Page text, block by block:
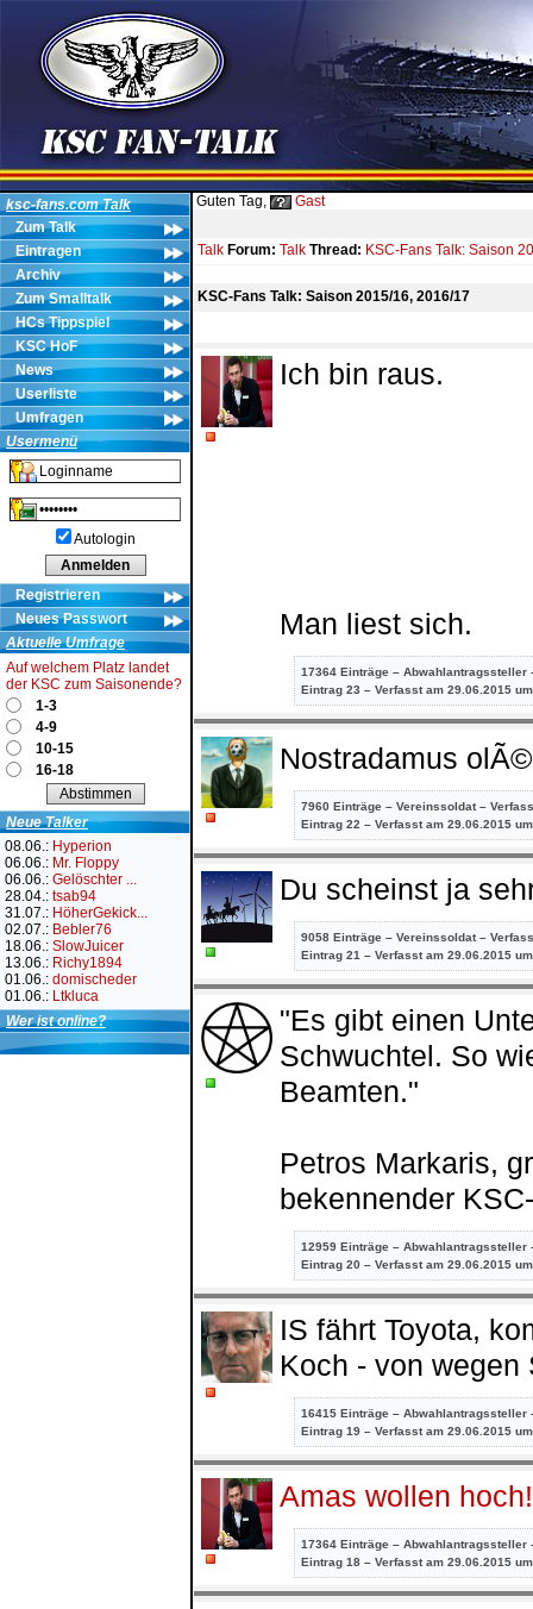
ksc-fans.com Talk
Zum Talk
Eintragen
Archiv
Zum Smalltalk
HCs Tippspiel
KSC HoF
News
Userliste
Umfragen
Usermenü
Autologin
Registrieren
Neues Passwort
Aktuelle Umfrage
Auf welchem Platz landet
der KSC zum Saisonende?
1-3
4-9
10-15
16-18
Neue Talker
08.06.: Hyperion
06.06.: Mr. Floppy
06.06.: Gelöschter ...
28.04.: tsab94
31.07.: HöherGekick...
02.07.: Bebler76
18.06.: SlowJuicer
13.06.: Richy1894
01.06.: domischeder
01.06.: Ltkluca
Wer ist online?
Guten Tag, Gast
Talk Forum: Talk Thread: KSC-Fans Talk: Saison
KSC-Fans Talk: Saison 2015/16, 2016/17
Ich bin raus.
Man liest sich.
17364 Einträge – Abwahlantragssteller
Eintrag 23 – Verfasst am 29.06.2015
Nostradamus
7960 Einträge – Vereinssoldat –
Eintrag 22 – Verfasst am 29.06.2015
Du scheinst ja
9058 Einträge – Vereinssoldat –
Eintrag 21 – Verfasst am 29.06.2015
"Es gibt einen
Schwuchtel. So
Beamten."
Petros Markaris,
bekennender
12959 Einträge – Abwahlantragssteller
Eintrag 20 – Verfasst am 29.06.2015
IS fährt Toyota,
Koch - von wegen
16415 Einträge – Abwahlantragssteller
Eintrag 19 – Verfasst am 29.06.2015
Amas wollen hoch!
17364 Einträge – Abwahlantragssteller
Eintrag 18 – Verfasst am 29.06.2015